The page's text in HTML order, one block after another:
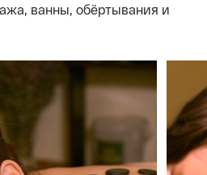
ванны, обёртывания и